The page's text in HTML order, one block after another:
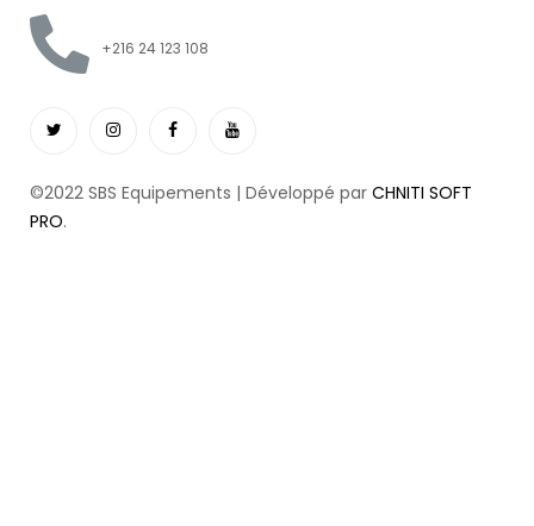
+216 24 123 108
©2022 SBS Equipements | Développé par CHNITI SOFT
PRO.